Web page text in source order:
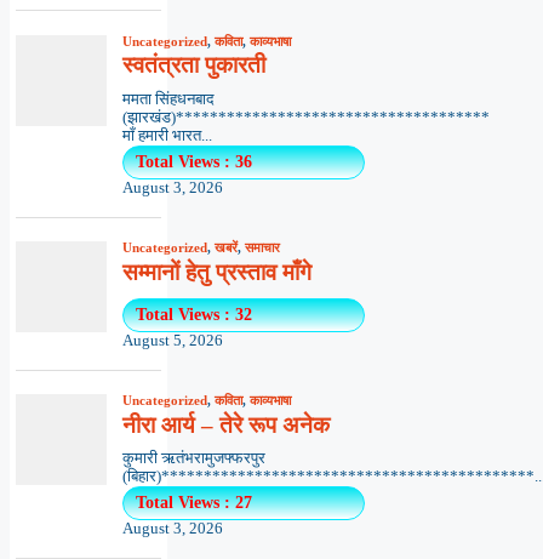
Uncategorized,कविता,काव्यभाषा
स्वतंत्रता पुकारती
ममता सिंहधनबाद
(झारखंड)*************************************
माँ हमारी भारत...
Total Views : 36
August 3, 2026
Uncategorized,खबरें,समाचार
सम्मानों हेतु प्रस्ताव माँगे
Total Views : 32
August 5, 2026
Uncategorized,कविता,काव्यभाषा
नीरा आर्य – तेरे रूप अनेक
कुमारी ऋतंभरामुजफ्फरपुर
Total Views : 27
August 3, 2026